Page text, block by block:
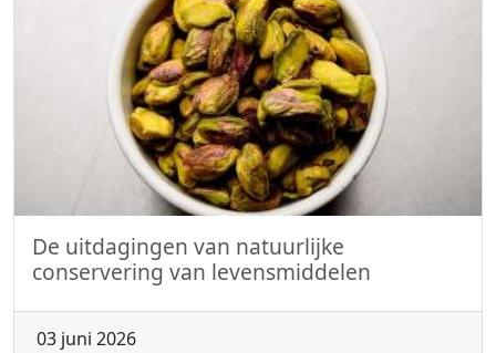
De uitdagingen van natuurlijke
conservering van levensmiddelen
03 juni 2026